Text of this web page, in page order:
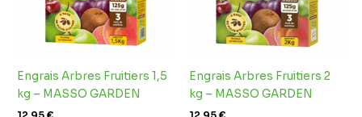
Engrais Arbres Fruitiers 1,5
kg – MASSO GARDEN
Engrais Arbres Fruitiers 2
kg – MASSO GARDEN